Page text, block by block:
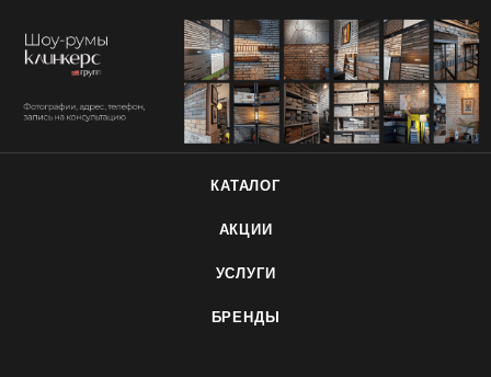
КАТАЛОГ
АКЦИИ
УСЛУГИ
БРЕНДЫ